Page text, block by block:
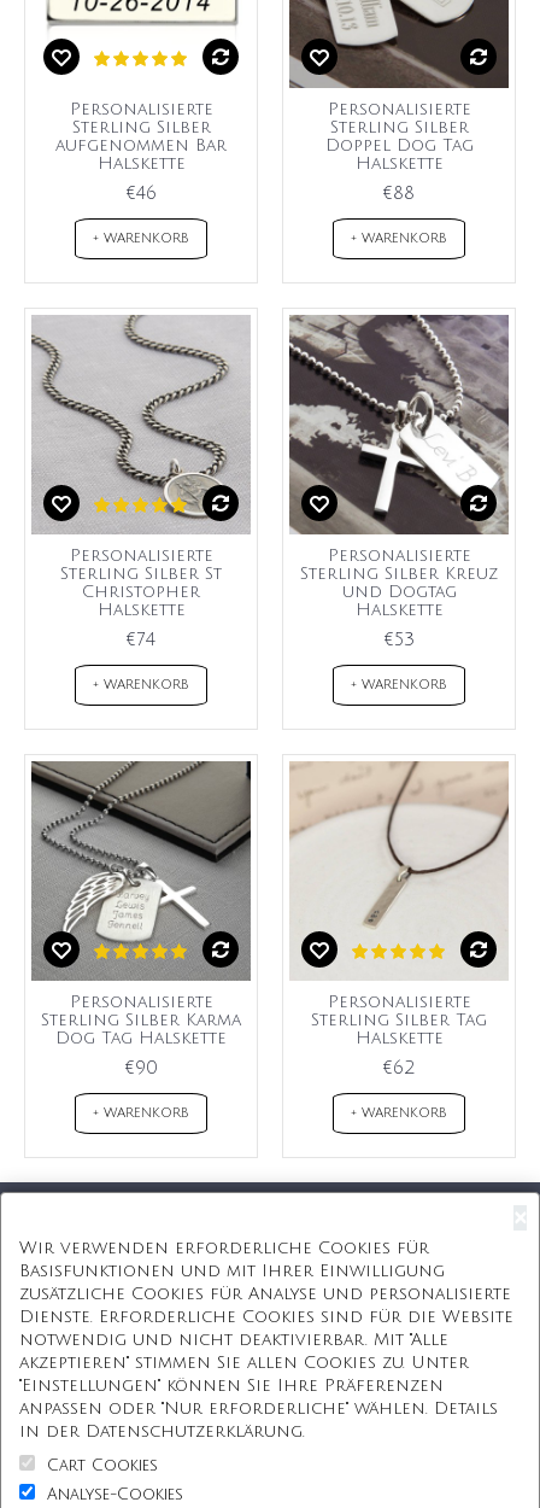
Personalisierte
Sterling Silber
aufgenommen Bar
Halskette
€46
+ WARENKORB
Personalisierte
Sterling Silber
Doppel Dog Tag
Halskette
€88
+ WARENKORB
Personalisierte
Sterling Silber St
Christopher
Halskette
€74
+ WARENKORB
Personalisierte
Sterling Silber Kreuz
und Dogtag
Halskette
€53
+ WARENKORB
Personalisierte
Sterling Silber Karma
Dog Tag Halskette
€90
+ WARENKORB
Personalisierte
Sterling Silber Tag
Halskette
€62
+ WARENKORB
Kostenlose Geschenkbox
Kostenlose Gravur
Unbegrenzte Redesign
ÜBER UNS
Information
Wir verwenden erforderliche Cookies für
Basisfunktionen und mit Ihrer Einwilligung
zusätzliche Cookies für Analyse und personalisierte
Dienste. Erforderliche Cookies sind für die Website
notwendig und nicht deaktivierbar. Mit "Alle
akzeptieren" stimmen Sie allen Cookies zu. Unter
"Einstellungen" können Sie Ihre Präferenzen
anpassen oder "Nur erforderliche" wählen. Details
in der Datenschutzerklärung.
Cart Cookies
Analyse-Cookies